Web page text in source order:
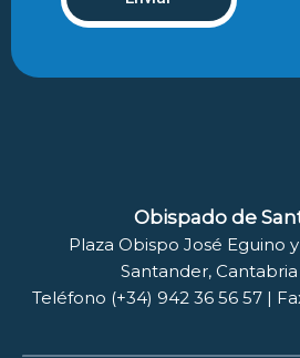
Obispado de
Plaza Obispo José Eguino
Santander, Cantabria
Teléfono (+34) 942 36 56 57 |